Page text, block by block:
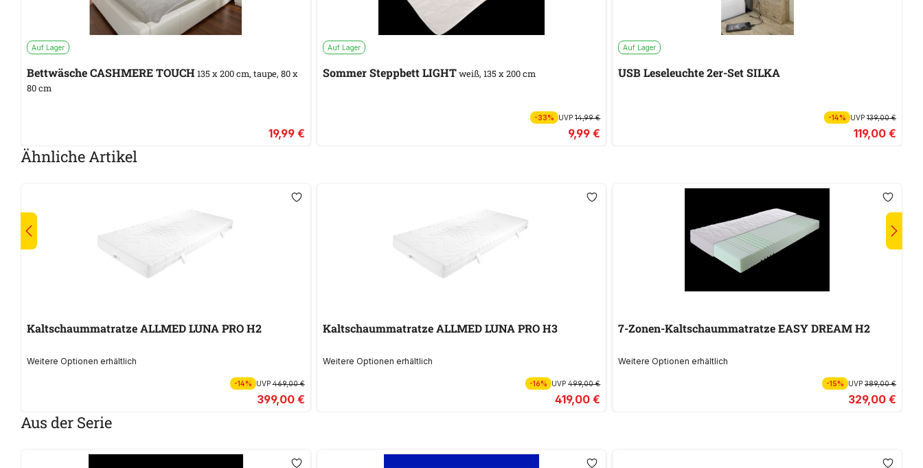
Auf Lager
Bettwäsche CASHMERE TOUCH 135 x 200 cm, taupe, 80 x
80 cm
19,99 €
Auf Lager
Sommer Steppbett LIGHTweiß, 135 x 200 cm
-33% UVP14,99 €
9,99 €
Auf Lager
USB Leseleuchte 2er-Set SILKA
-14% UVP 139,00 €
119,00 €
Ähnliche Artikel
Kaltschaummatratze ALLMED LUNA PRO H2
Weitere Optionen erhältlich
-14% UVP469,00 €
399,00 €
Kaltschaummatratze ALLMED LUNA PRO H3
Weitere Optionen erhältlich
-16% UVP499,00 €
419,00 €
7-Zonen-Kaltschaummatratze EASY DREAM H2
Weitere Optionen erhältlich
-15% UVP 389,00 €
329,00 €
Aus der Serie